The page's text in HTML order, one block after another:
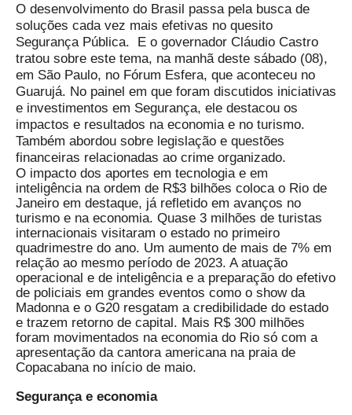
O desenvolvimento do Brasil passa pela busca de
soluções cada vez mais efetivas no quesito
Segurança Pública. E o governador Cláudio Castro
tratou sobre este tema, na manhã deste sábado (08),
em São Paulo, no Fórum Esfera, que aconteceu no
Guarujá. No painel em que foram discutidos iniciativas
e investimentos em Segurança, ele destacou os
impactos e resultados na economia e no turismo.
Também abordou sobre legislação e questões
financeiras relacionadas ao crime organizado.
O impacto dos aportes em tecnologia e em
inteligência na ordem de R$3 bilhões coloca o Rio de
Janeiro em destaque, já refletido em avanços no
turismo e na economia. Quase 3 milhões de turistas
internacionais visitaram o estado no primeiro
quadrimestre do ano. Um aumento de mais de 7% em
relação ao mesmo período de 2023. A atuação
operacional e de inteligência e a preparação do efetivo
de policiais em grandes eventos como o show da
Madonna e o G20 resgatam a credibilidade do estado
e trazem retorno de capital. Mais R$ 300 milhões
foram movimentados na economia do Rio só com a
apresentação da cantora americana na praia de
Copacabana no início de maio.
Segurança e economia